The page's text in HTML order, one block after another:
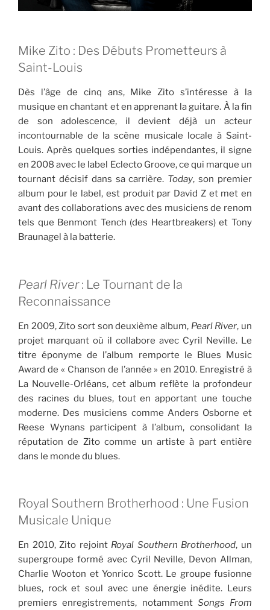
Mike Zito : Des Débuts Prometteurs à
Saint-Louis
Dès l’âge de cinq ans, Mike Zito s’intéresse à la
musique en chantant et en apprenant la guitare. À la fin
de son adolescence, il devient déjà un acteur
incontournable de la scène musicale locale à Saint-
Louis. Après quelques sorties indépendantes, il signe
en 2008 avec le label Eclecto Groove, ce qui marque un
tournant décisif dans sa carrière. Today, son premier
album pour le label, est produit par David Z et met en
avant des collaborations avec des musiciens de renom
tels que Benmont Tench (des Heartbreakers) et Tony
Braunagel à la batterie.
Pearl River: Le Tournant de la
Reconnaissance
En 2009, Zito sort son deuxième album, Pearl River, un
projet marquant où il collabore avec Cyril Neville. Le
titre éponyme de l’album remporte le Blues Music
Award de « Chanson de l’année » en 2010. Enregistré à
La Nouvelle-Orléans, cet album reflète la profondeur
des racines du blues, tout en apportant une touche
moderne. Des musiciens comme Anders Osborne et
Reese Wynans participent à l’album, consolidant la
réputation de Zito comme un artiste à part entière
dans le monde du blues.
Royal Southern Brotherhood : Une Fusion
Musicale Unique
En 2010, Zito rejoint Royal Southern Brotherhood, un
supergroupe formé avec Cyril Neville, Devon Allman,
Charlie Wooton et Yonrico Scott. Le groupe fusionne
blues, rock et soul avec une énergie inédite. Leurs
premiers enregistrements, notamment Songs From